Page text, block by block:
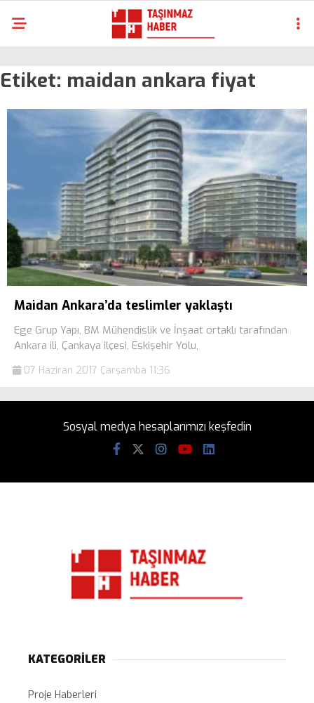
Etiket: maidan ankara fiyat
Maidan Ankara’da teslimler yaklaştı
Ege Grup Yapı, BM Mühendislik ve İnşaat ortaklı tarafından
Ankara ili, Çankaya ilçesi, Eskişehir Yolu,
07 Haziran 2017 Çarşamba 11:36
Sosyal medya hesaplarımızı keşfedin
KATEGORİLER
Proje Haberleri